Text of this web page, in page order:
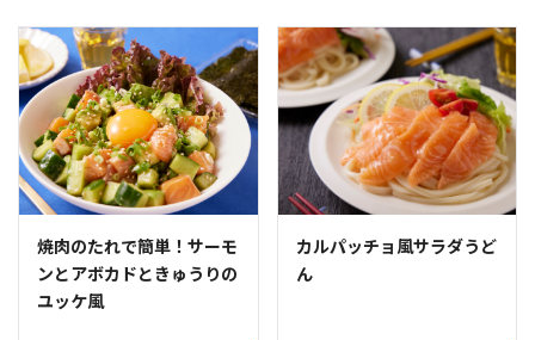
焼肉のたれで簡単！サーモ
ンとアボカドときゅうりの
ユッケ風
カルパッチョ風サラダうど
ん